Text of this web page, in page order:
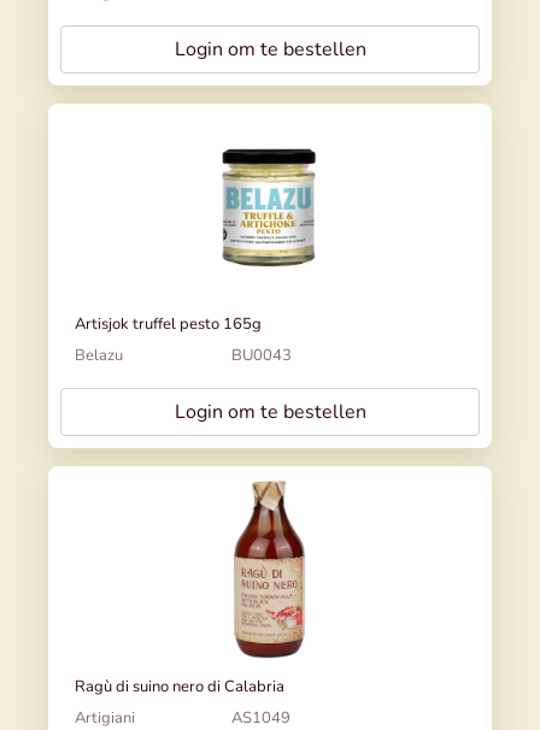
Login om te bestellen
Artisjok truffel pesto 165g
Belazu
BU0043
Login om te bestellen
Ragù di suino nero di Calabria
Artigiani
AS1049